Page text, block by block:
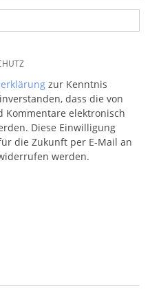
zur Kenntnis
dass die von
Kommentare elektronisch
Diese Einwilligung
die Zukunft per E-Mail an
werden.